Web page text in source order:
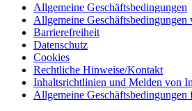
Allgemeine Geschäftsbedingungen
Allgemeine
Barrierefreiheit
Datenschutz
Cookies
Rechtliche Hinweise/Kontakt
Inhaltsrichtlinien und Melden von
Allgemeine